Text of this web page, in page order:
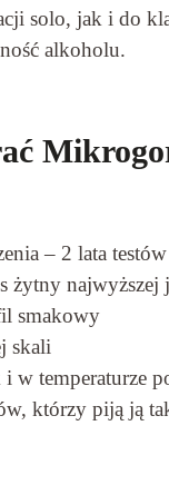
solo, jak i do
alkoholu.
– 2 lata testów
żytny najwyższej
smakowy
skali
w temperaturze
którzy piją ją